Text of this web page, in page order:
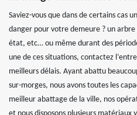
Saviez-vous que dans de certains cas
danger pour votre demeure ? un
état, etc… ou même durant des
une de ces situations, contactez
meilleurs délais. Ayant abattu
sur-morges, nous avons toutes les
meilleur abattage de la ville, nos